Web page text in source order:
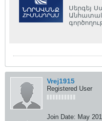
Սերգեյ
Vrej1915
Registered User
Join Date: May